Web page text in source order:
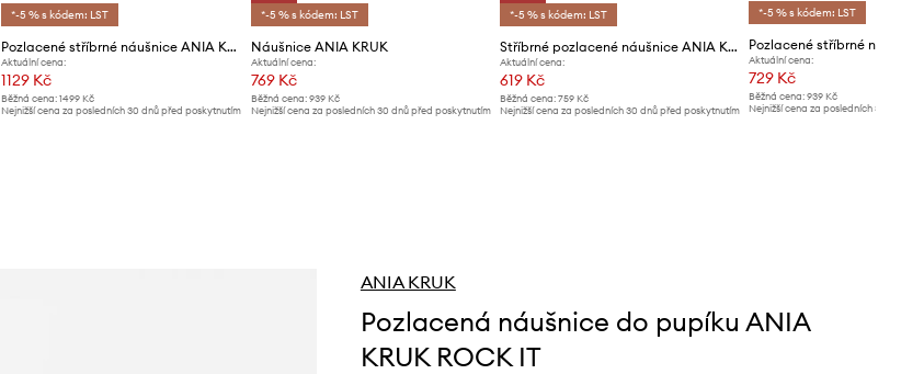
*-5 % s kódem: LST
Pozlacené stříbrné náušnice ANIA KRUK VINTAGE
Aktuální cena:
1129 Kč
Běžná cena: 1499 Kč
Nejnižší cena za posledních 30 dnů před poskytnutím
*-5 % s kódem: LST
Náušnice ANIA KRUK
Aktuální cena:
769 Kč
Běžná cena: 939 Kč
Nejnižší cena za posledních 30 dnů před poskytnutím
*-5 % s kódem: LST
Stříbrné pozlacené náušnice ANIA KRUK Trendy
Aktuální cena:
619 Kč
Běžná cena:759 Kč
Nejnižší cena za posledních 30 dnů před poskytnutím
*-5 % s kódem: LST
Aktuální cena:
729 Kč
Běžná cena: 939 Kč
Nejnižší cena za posledních 30 dnů
ANIA KRUK
Pozlacená náušnice do pupíku ANIA
KRUK ROCK IT